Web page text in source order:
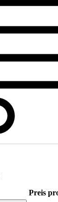
Preis